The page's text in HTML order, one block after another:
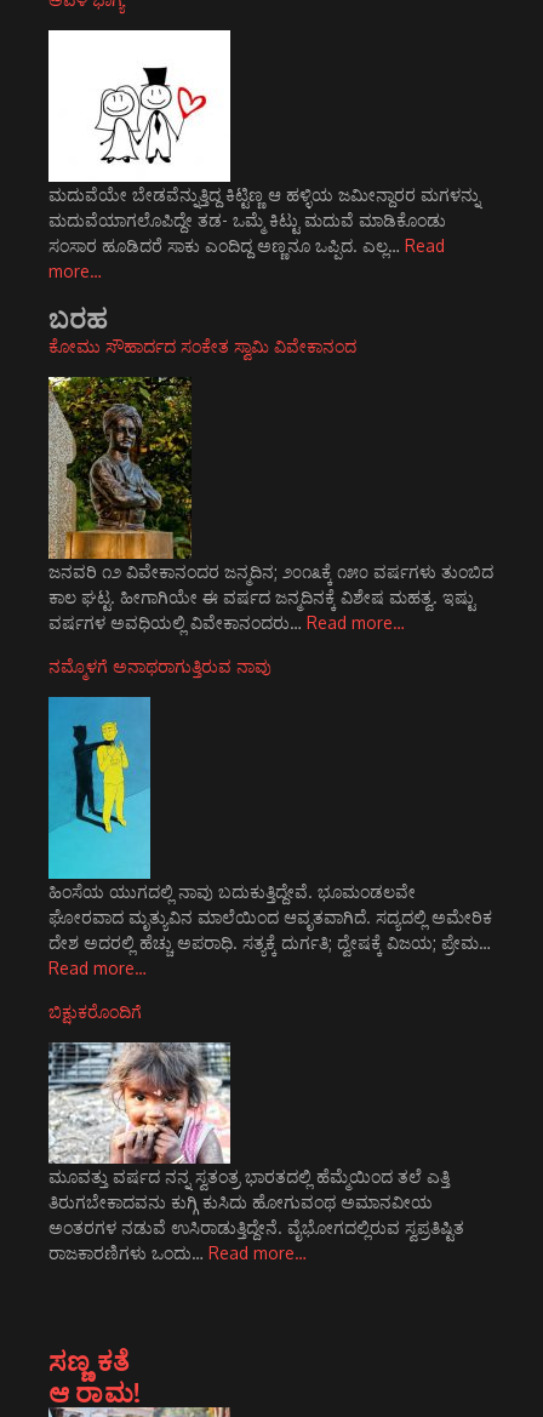
ಮದುವೆಯೇ ಬೇಡವೆನ್ನುತ್ತಿದ್ದ ಕಿಟ್ಟಿಣ್ಣ ಆ ಹಳ್ಳಿಯ ಜಮೀನ್ದಾರರ ಮಗಳನ್ನು
ಮದುವೆಯಾಗಲೊಪಿದ್ದೇ ತಡ- ಒಮ್ಮೆ ಕಿಟ್ಟು ಮದುವೆ ಮಾಡಿಕೊಂಡು
ಸಂಸಾರ ಹೂಡಿದರೆ ಸಾಕು ಎಂದಿದ್ದ ಅಣ್ಣನೂ ಒಪ್ಪಿದ. ಎಲ್ಲ… Read
more…
ಬರಹ
ಕೋಮು ಸೌಹಾರ್ದದ ಸಂಕೇತ ಸ್ವಾಮಿ ವಿವೇಕಾನಂದ
ಜನವರಿ ೧೨ ವಿವೇಕಾನಂದರ ಜನ್ಮದಿನ; ೨೦೧೩ಕ್ಕೆ ೧೫೦ ವರ್ಷಗಳು ತುಂಬಿದ
ಕಾಲ ಘಟ್ಟ. ಹೀಗಾಗಿಯೇ ಈ ವರ್ಷದ ಜನ್ಮದಿನಕ್ಕೆ ವಿಶೇಷ ಮಹತ್ವ. ಇಷ್ಟು
ವರ್ಷಗಳ ಅವಧಿಯಲ್ಲಿ ವಿವೇಕಾನಂದರು… Read more…
ನಮ್ಮೊಳಗೆ ಅನಾಥರಾಗುತ್ತಿರುವ ನಾವು
ಹಿಂಸೆಯ ಯುಗದಲ್ಲಿ ನಾವು ಬದುಕುತ್ತಿದ್ದೇವೆ. ಭೂಮಂಡಲವೇ
ಘೋರವಾದ ಮೃತ್ಯುವಿನ ಮಾಲೆಯಿಂದ ಆವೃತವಾಗಿದೆ. ಸದ್ಯದಲ್ಲಿ ಅಮೇರಿಕ
ದೇಶ ಅದರಲ್ಲಿ ಹೆಚ್ಚು ಅಪರಾಧಿ. ಸತ್ಯಕ್ಕೆ ದುರ್ಗತಿ; ದ್ವೇಷಕ್ಕೆ ವಿಜಯ; ಪ್ರೇಮ…
Read more…
ಬಿಕ್ಷುಕರೊಂದಿಗೆ
ಮೂವತ್ತು ವರ್ಷದ ನನ್ನ ಸ್ವತಂತ್ರ ಭಾರತದಲ್ಲಿ ಹೆಮ್ಮೆಯಿಂದ ತಲೆ ಎತ್ತಿ
ತಿರುಗಬೇಕಾದವನು ಕುಗ್ಗಿ ಕುಸಿದು ಹೋಗುವಂಥ ಅಮಾನವೀಯ
ಅಂತರಗಳ ನಡುವೆ ಉಸಿರಾಡುತ್ತಿದ್ದೇನೆ. ವೈಭೋಗದಲ್ಲಿರುವ ಸ್ವಪ್ರತಿಷ್ಟಿತ
ರಾಜಕಾರಣಿಗಳು ಒಂದು… Read more…
ಸಣ್ಣ ಕತೆ
ಆ ರಾಮ!